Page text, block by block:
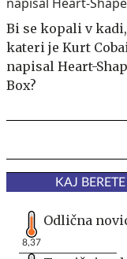
Bi se kopali v
kateri je Kurt
napisal Heart-
Box?
KAJ BERETE
8,37
Odlična